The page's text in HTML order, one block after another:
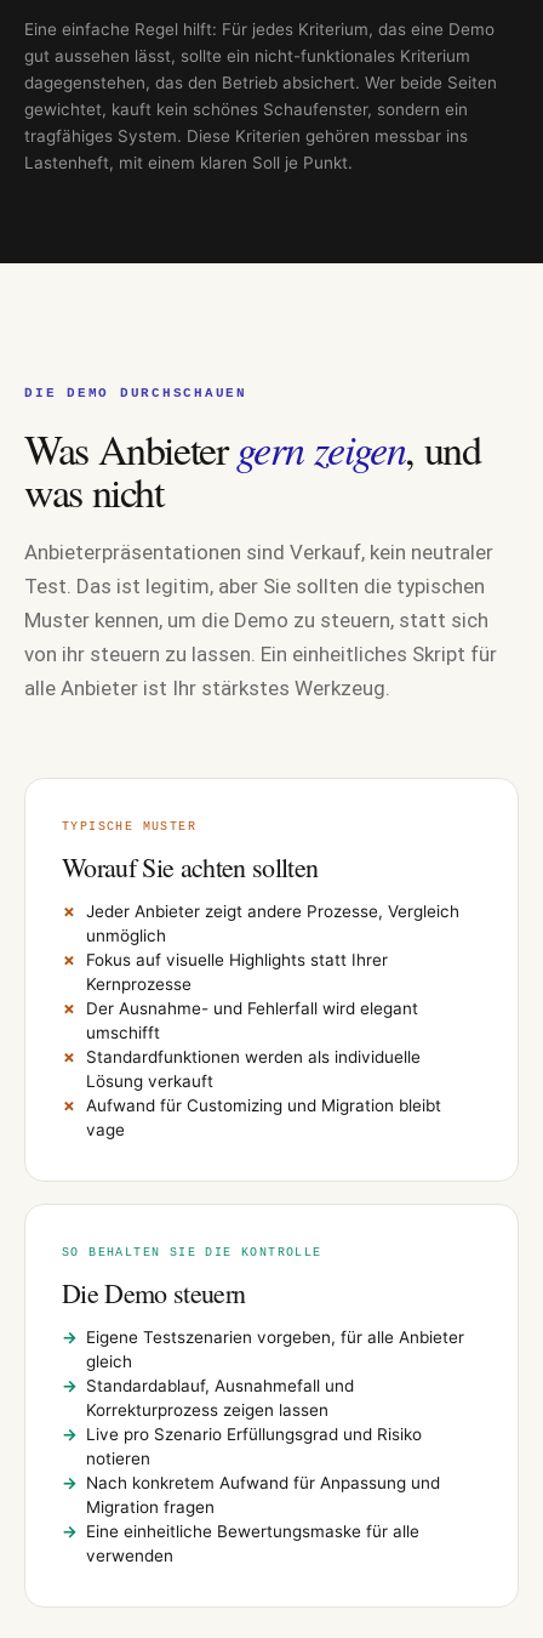
Eine einfache Regel hilft: Für jedes Kriterium, das eine Demo
gut aussehen lässt, sollte ein nicht-funktionales Kriterium
dagegenstehen, das den Betrieb absichert. Wer beide Seiten
gewichtet, kauft kein schönes Schaufenster, sondern ein
tragfähiges System. Diese Kriterien gehören messbar ins
Lastenheft, mit einem klaren Soll je Punkt.
DIE DEMO DURCHSCHAUEN
Was Anbietergern zeigen, und
was nicht
Anbieterpräsentationen sind Verkauf, kein neutraler
Test. Das ist legitim, aber Sie sollten die typischen
Muster kennen, um die Demo zu steuern, statt sich
von ihr steuern zu lassen. Ein einheitliches Skript für
alle Anbieter ist Ihr stärkstes Werkzeug.
TYPISCHE MUSTER
Worauf Sie achten sollten
Jeder Anbieter zeigt andere Prozesse, Vergleich
unmöglich
Fokus auf visuelle Highlights statt Ihrer
Kernprozesse
Der Ausnahme- und Fehlerfall wird elegant
umschifft
Standardfunktionen werden als individuelle
Lösung verkauft
Aufwand für Customizing und Migration bleibt
vage
SO BEHALTEN SIE DIE KONTROLLE
Die Demo steuern
Eigene Testszenarien vorgeben, für alle Anbieter
gleich
Standardablauf, Ausnahmefall und
Korrekturprozess zeigen lassen
Live pro Szenario Erfüllungsgrad und Risiko
notieren
Nach konkretem Aufwand für Anpassung und
Migration fragen
Eine einheitliche Bewertungsmaske für alle
verwenden